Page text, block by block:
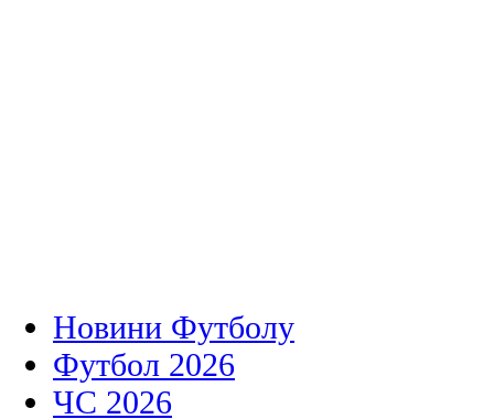
Новини Футболу
Футбол 2026
ЧС 2026